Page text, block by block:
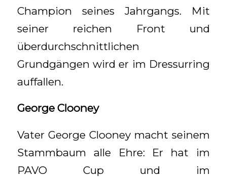
Champion seines Jahrgangs. Mit
seiner reichen Front und
überdurchschnittlichen
Grundgängen wird er im Dressurring
auffallen.
George Clooney
Vater George Clooney macht seinem
Stammbaum alle Ehre: Er hat im
PAVO Cup und im